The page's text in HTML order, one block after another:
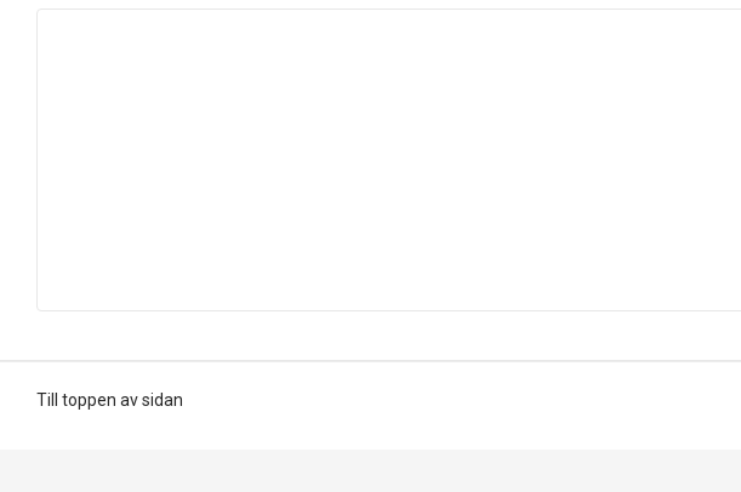
Till toppen av sidan